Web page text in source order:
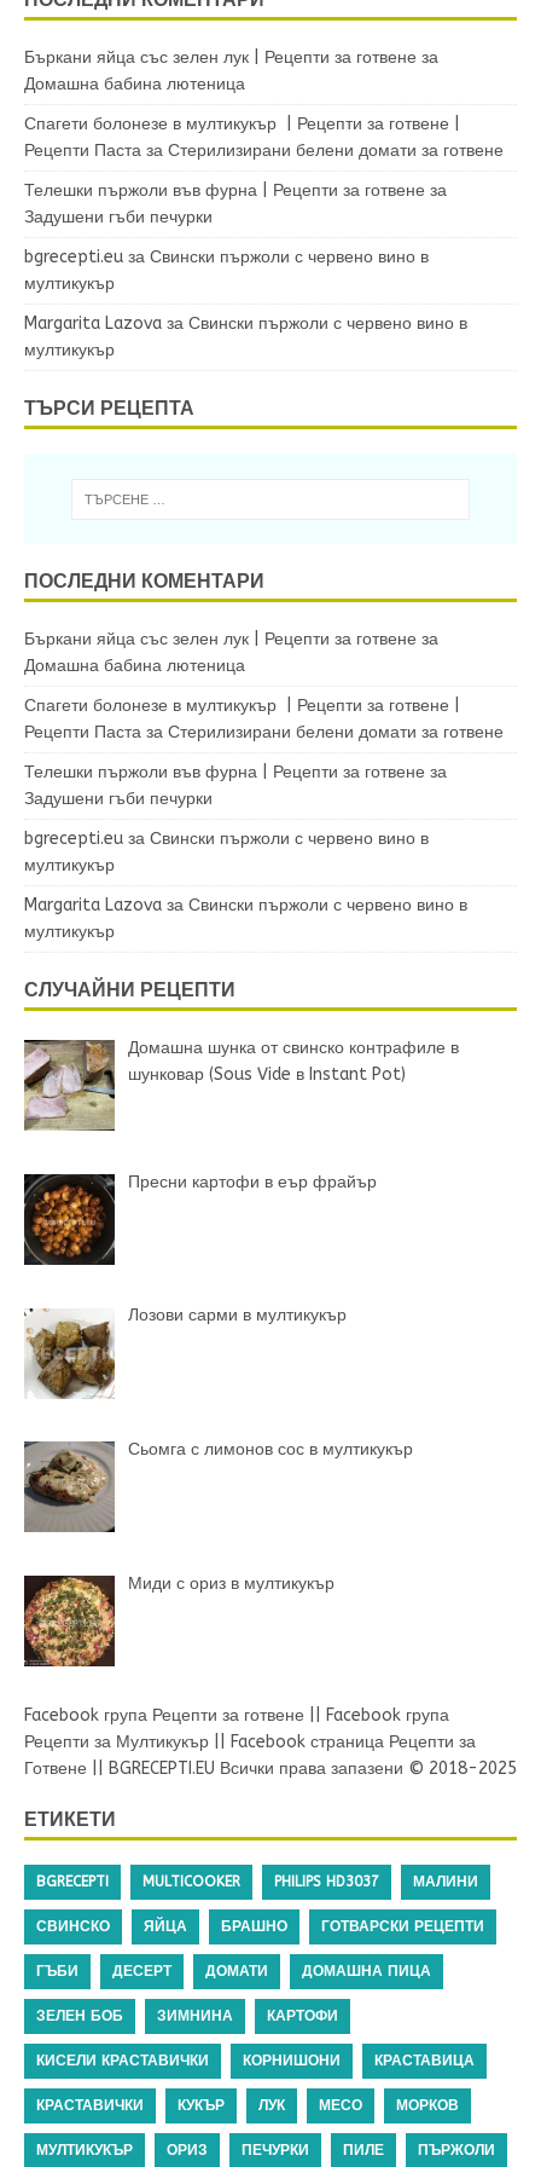
Бъркани яйца със зелен лук | Рецепти за готвене за
Домашна бабина лютеница
Спагети болонезе в мултикукър | Рецепти за готвене |
Рецепти Паста за Стерилизирани белени домати за готвене
Телешки пържоли във фурна | Рецепти за готвене за
Задушени гъби печурки
bgrecepti.eu за Свински пържоли с червено вино в
мултикукър
Margarita Lazova за Свински пържоли с червено вино в
мултикукър
ТЪРСИ РЕЦЕПТА
ПОСЛЕДНИ КОМЕНТАРИ
Бъркани яйца със зелен лук | Рецепти за готвене за
Домашна бабина лютеница
Спагети болонезе в мултикукър | Рецепти за готвене |
Рецепти Паста за Стерилизирани белени домати за готвене
Телешки пържоли във фурна | Рецепти за готвене за
Задушени гъби печурки
bgrecepti.eu за Свински пържоли с червено вино в
мултикукър
Margarita Lazova за Свински пържоли с червено вино в
мултикукър
СЛУЧАЙНИ РЕЦЕПТИ
Домашна шунка от свинско контрафиле в
шунковар (Sous Vide в Instant Pot)
Пресни картофи в еър фрайър
Лозови сарми в мултикукър
Сьомга с лимонов сос в мултикукър
Миди с ориз в мултикукър
Facebook група Рецепти за готвене
Facebook група
Рецепти за Мултикукър
Facebook страница Рецепти за
Готвене
BGRECEPTI.EU Всички права запазени © 2018-2025
ЕТИКЕТИ
BGRECEPTI MULTICOOKER PHILIPS HD3037 МАЛИНИ
СВИНСКО ЯЙЦА БРАШНО ГОТВАРСКИ РЕЦЕПТИ
ГЪБИ ДЕСЕРТ ДОМАТИ ДОМАШНА ПИЦА
ЗЕЛЕН БОБ ЗИМНИНА КАРТОФИ
КИСЕЛИ КРАСТАВИЧКИ КОРНИШОНИ КРАСТАВИЦА
КРАСТАВИЧКИ КУКЪР ЛУК МЕСО МОРКОВ
МУЛТИКУКЪР ОРИЗ ПЕЧУРКИ ПИЛЕ ПЪРЖОЛИ